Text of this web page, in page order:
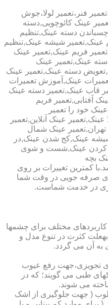
فنر،تعمیر لولا،جوش
عینک کائوچویی,دسته
دسته عینک,تنظیم
عینک,تعمیر شیشه عینک,تنظیم
فریم عینک,تعمیر عینک
عینک,تعمیر عینک
دسته عینک,تعمیر عینک
عینک,آموزش تعمیرات
قاب عینک,تعمیر دسته عینک
آفتابی,تعمیر فریم
خود را تعمیر
عینک آنلاین,تعمیر
عینک شمال
عینک,کج شدن عینک,در
کردن عینک,شست و شوی
بچه
کمترین تغییرات بر روی
صرفه جویی در وقت شما
در خدمت شماست.
مختلف برای چشمها
کثرت در تنوع مدل و
به آن می گردد.
تجویزی،جهت رفع عیوب
طبی می گویند؛ که در
می شوند.
( جهت جلوگیری از اشک